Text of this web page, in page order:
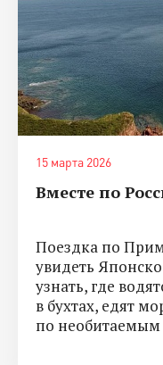
15 марта 2026
Вместе по
Поездка по
увидеть
узнать, где
в бухтах, едят
по необитаемым